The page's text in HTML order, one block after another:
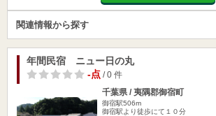
関連情報から探す
年間民宿 ニュー日の丸
-点/ 0 件
千葉県 / 夷隅郡御宿町
御宿駅506m
御宿駅より徒歩にて１０分